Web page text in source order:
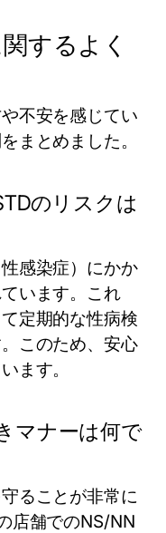
するよく
不安を感じてい
まとめました。
のリスクは
感染症）にかか
います。これ
定期的な性病検
このため、安心
ます。
マナーは何で
ることが非常に
店舗でのNS/NN